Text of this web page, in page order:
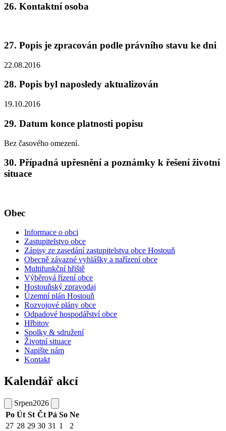
26. Kontaktní osoba
27. Popis je zpracován podle právního stavu ke dni
22.08.2016
28. Popis byl naposledy aktualizován
19.10.2016
29. Datum konce platnosti popisu
Bez časového omezení.
30. Případná upřesnění a poznámky k řešení životní
situace
Obec
Informace o obci
Zastupitelstvo obce
Zápisy ze zasedání zastupitelstva obce Hostouň
Obecně závazné vyhlášky a nařízení obce
Multifunkční hřiště
Výběrová řízení obce
Hostouňský zpravodaj
Územní plán Hostouň
Rozvojové plány obce
Odpadové hospodářství obce
Hřbitov
Spolky & sdružení
Životní situace
Napište nám
Kontakt
Kalendář akcí
Srpen2026
Po Út St Čt Pá So Ne
27 28 29 30 31 1
2